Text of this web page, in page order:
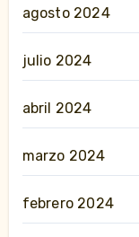
agosto 2024
julio 2024
abril 2024
marzo 2024
febrero 2024